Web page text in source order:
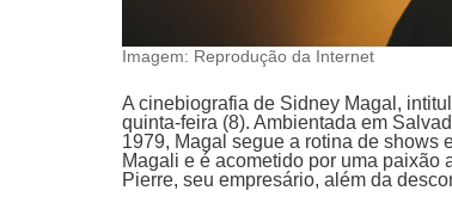
Imagem: Reprodução da Internet
A cinebiografia de Sidney Magal,
quinta-feira (8). Ambientada em
1979, Magal segue a rotina de shows
Magali e é acometido por uma paixão
Pierre, seu empresário, além da